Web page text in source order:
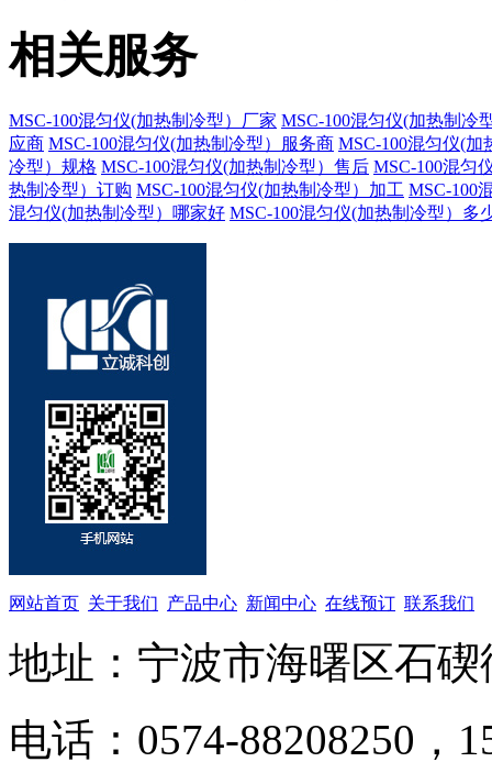
相关服务
MSC-100混匀仪(加热制冷型）厂家 MSC-100混匀仪(加热制冷
应商 MSC-100混匀仪(加热制冷型）服务商 MSC-100混匀仪(加
冷型）规格 MSC-100混匀仪(加热制冷型）售后 MSC-100混匀
热制冷型）订购 MSC-100混匀仪(加热制冷型）加工 MSC-100
混匀仪(加热制冷型）哪家好 MSC-100混匀仪(加热制冷型）多
网站首页 关于我们 产品中心 新闻中心 在线预订 联系我们
地址：宁波市海曙区石
电话：0574-88208250，